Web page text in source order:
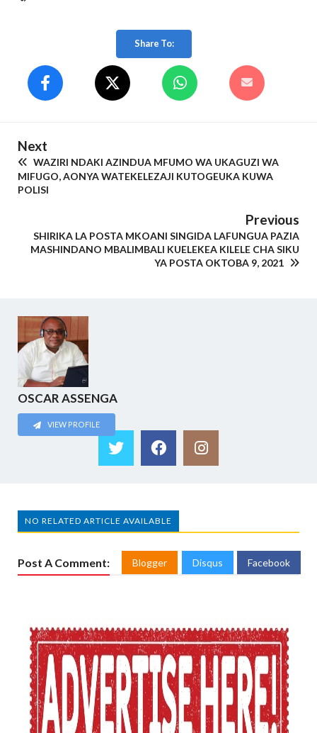
Share To:
Next
WAZIRI NDAKI AZINDUA MFUMO WA UKAGUZI WA
MIFUGO, AONYA WATEKELEZAJI KUTOGEUKA KUWA
POLISI
Previous
SHIRIKA LA POSTA MKOANI SINGIDA LAFUNGUA PAZIA
MASHINDANO MBALIMBALI KUELEKEA KILELE CHA SIKU
YA POSTA OKTOBA 9, 2021
OSCAR ASSENGA
VIEW PROFILE
NO RELATED ARTICLE AVAILABLE
Post A Comment: Blogger Disqus Facebook